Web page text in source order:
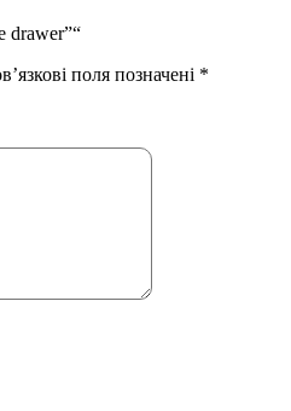
drawer”“
поля позначені *